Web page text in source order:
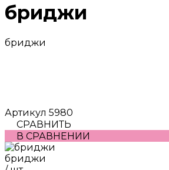
бриджи
бриджи
Артикул 5980
СРАВНИТЬ
В СРАВНЕНИИ
бриджи